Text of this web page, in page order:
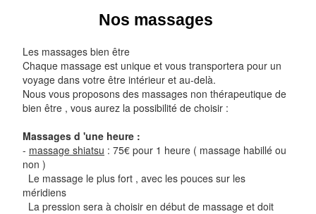
Nos massages
Les massages bien être
Chaque massage est unique et vous transportera pour un
voyage dans votre être intérieur et au-delà.
Nous vous proposons des massages non thérapeutique de
bien être , vous aurez la possibilité de choisir :
Massages d 'une heure :
- massage shiatsu : 75€ pour 1 heure ( massage habillé ou
non )
Le massage le plus fort , avec les pouces sur les
méridiens
La pression sera à choisir en début de massage et doit